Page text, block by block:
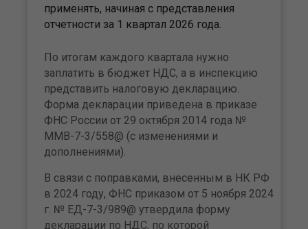
применять, начиная с представления
отчетности за 1 квартал 2026 года.
По итогам каждого квартала нужно
заплатить в бюджет НДС, а в инспекцию
представить налоговую декларацию.
Форма декларации приведена в приказе
ФНС России от 29 октября 2014 года №
ММВ-7-3/558@ (с изменениями и
дополнениями).
В связи с поправками, внесенным в НК РФ
в 2024 году, ФНС приказом от 5 ноября 2024
г. № ЕД-7-3/989@ утвердила форму
декларации по НДС, по которой